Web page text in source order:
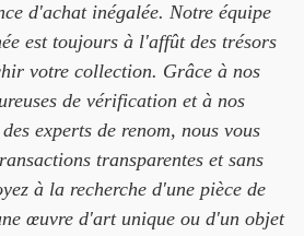
d'achat inégalée. Notre équipe
est toujours à l'affût des trésors
votre collection. Grâce à nos
de vérification et à nos
experts de renom, nous vous
transparentes et sans
à la recherche d'une pièce de
œuvre d'art unique ou d'un objet